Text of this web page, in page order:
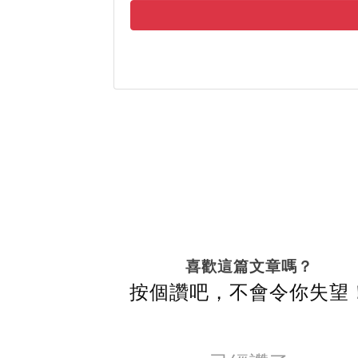
喜歡這篇文章嗎？
按個讚吧，不會令你失望